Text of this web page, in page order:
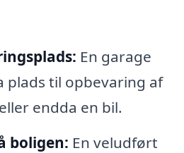
En garage
plads til opbevaring af
endda en bil.
boligen: En veludført